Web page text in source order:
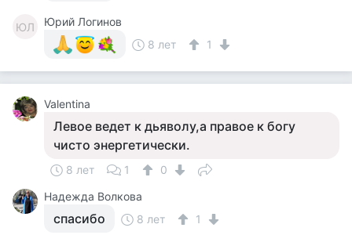
ЮЛ
Юрий Логинов
8 лет
1
Valentina
Левое ведет к дьяволу,а правое к богу
чисто энергетически.
8 лет 1
0
Надежда Волкова
спасибо 8 лет 1